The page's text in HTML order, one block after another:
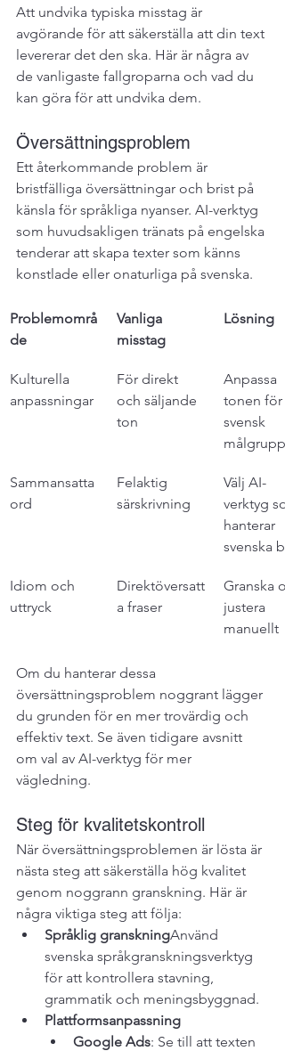
Att undvika typiska misstag är
avgörande för att säkerställa att din text
levererar det den ska. Här är några av
de vanligaste fallgroparna och vad du
kan göra för att undvika dem.
Översättningsproblem
Ett återkommande problem är
bristfälliga översättningar och brist på
känsla för språkliga nyanser. AI-verktyg
som huvudsakligen tränats på engelska
tenderar att skapa texter som känns
konstlade eller onaturliga på svenska.
Problemområ
de
Vanliga
misstag
Lösning
Kulturella
anpassningar
För direkt
och säljande
ton
Anpassa
tonen för
svensk
målgrupp
Sammansatta
ord
Felaktig
särskrivning
Välj AI-
verktyg
hanterar
svenska
Idiom och
uttryck
Direktöversatt
a fraser
Granska
justera
manuellt
Om du hanterar dessa
översättningsproblem noggrant lägger
du grunden för en mer trovärdig och
effektiv text. Se även tidigare avsnitt
om val av AI-verktyg för mer
vägledning.
Steg för kvalitetskontroll
När översättningsproblemen är lösta är
nästa steg att säkerställa hög kvalitet
genom noggrann granskning. Här är
några viktiga steg att följa:
Språklig granskningAnvänd
svenska språkgranskningsverktyg
för att kontrollera stavning,
grammatik och meningsbyggnad.
Plattformsanpassning
Google Ads: Se till att texten